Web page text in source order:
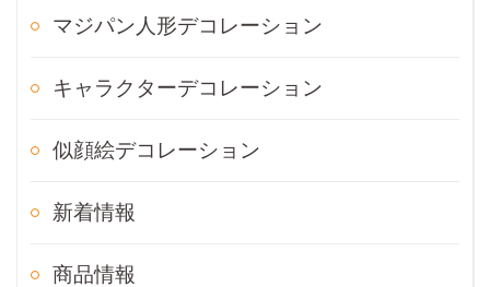
マジパン人形デコレーション
キャラクターデコレーション
似顔絵デコレーション
新着情報
商品情報